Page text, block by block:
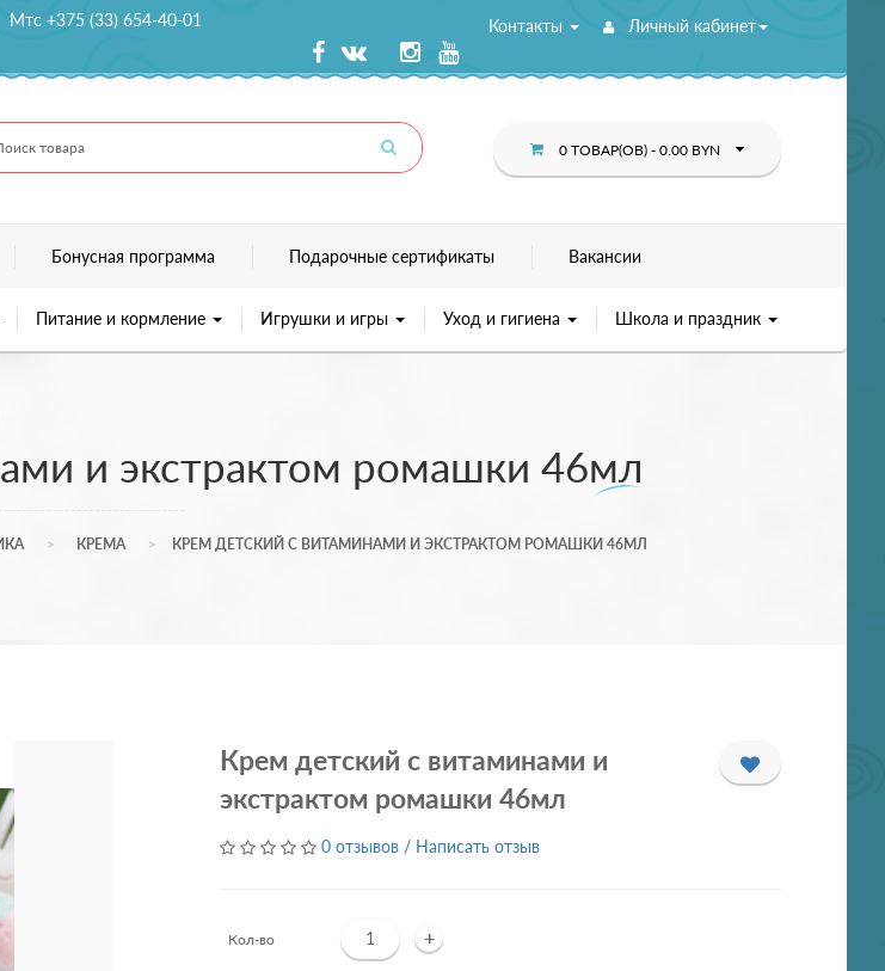
Мтс +375 (33) 654-40-01 Контакты Личный кабинет
0 ТОВАР(ОВ) - 0.00 BYN
Бонусная программа Подарочные сертификаты Вакансии
Питание и кормление Игрушки и игры Уход и гигиена Школа и праздник
и экстрактом ромашки 46мл
КРЕМА КРЕМ ДЕТСКИЙ С ВИТАМИНАМИ И ЭКСТРАКТОМ РОМАШКИ 46МЛ
Крем детский с витаминами и
экстрактом ромашки 46мл
0 отзывов / Написать отзыв
Кол-во +